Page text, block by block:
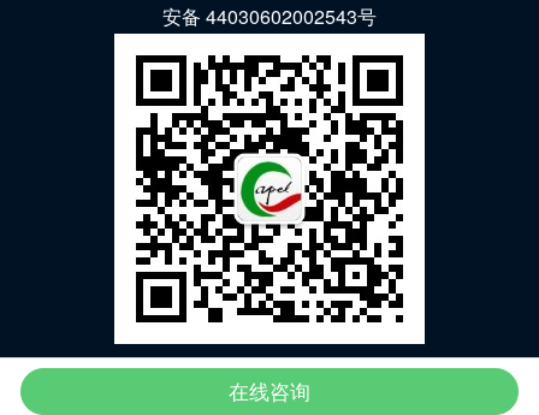
安备 44030602002543号
微信公众号
在线咨询